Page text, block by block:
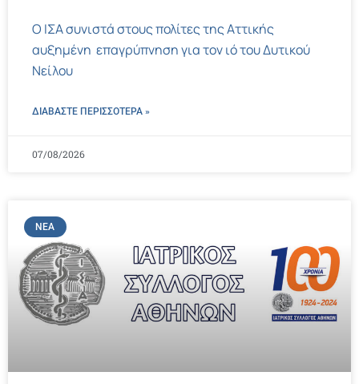
Ο ΙΣΑ συνιστά στους πολίτες της Αττικής
αυξημένη επαγρύπνηση για τον ιό του Δυτικού
Νείλου
ΔΙΑΒΑΣΤΕ ΠΕΡΙΣΣΌΤΕΡΑ »
07/08/2026
ΝΈΑ